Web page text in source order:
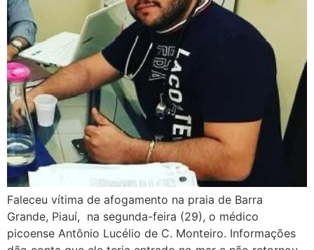
Faleceu vítima de afogamento na praia de Barra
Grande, Piauí, na segunda-feira (29), o médico
picoense Antônio Lucélio de C. Monteiro. Informações